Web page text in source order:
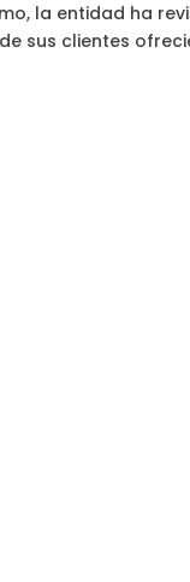
la entidad ha
sus clientes